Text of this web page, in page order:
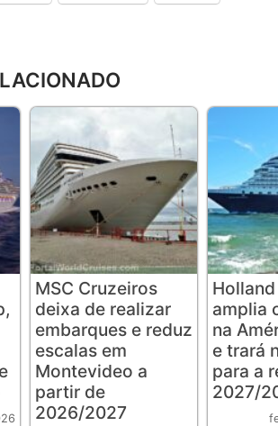
MSC Cruzeiros
deixa de realizar
embarques e reduz
escalas em
Montevideo a
partir de
2026/2027
amplia
na
e trará
para a
2027/